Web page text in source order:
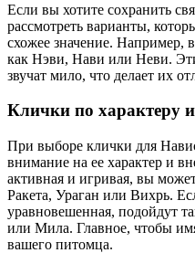
Если вы хотите сохранить
рассмотреть варианты,
схожее значение. Например,
как Нэви, Нави или Неви.
звучат мило, что делает их
Клички по характеру
При выборе клички для
внимание на ее характер и
активная и игривая, вы
Ракета, Ураган или Вихрь.
уравновешенная, подойдут
или Мила. Главное, чтобы
вашего питомца.